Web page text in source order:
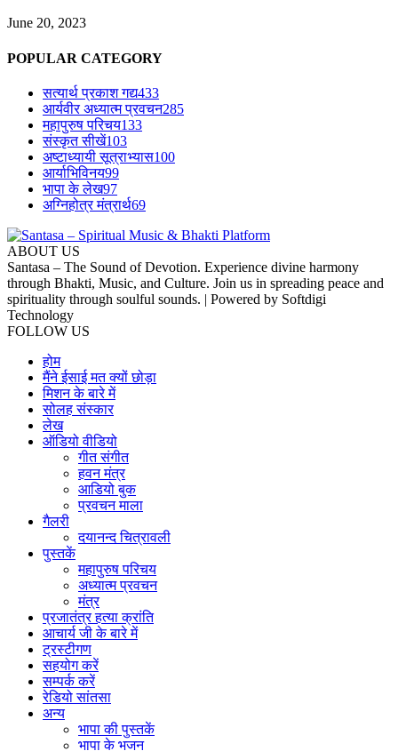
June 20, 2023
POPULAR CATEGORY
सत्यार्थ प्रकाश गद्य433
आर्यवीर अध्यात्म प्रवचन285
महापुरुष परिचय133
संस्कृत सीखें103
अष्टाध्यायी सूत्राभ्यास100
आर्याभिविनय99
भापा के लेख97
अग्निहोत्र मंत्रार्थ69
ABOUT US
Santasa – The Sound of Devotion. Experience divine harmony
through Bhakti, Music, and Culture. Join us in spreading peace and
spirituality through soulful sounds. | Powered by Softdigi
Technology
FOLLOW US
होम
मैंने ईसाई मत क्यों छोड़ा
मिशन के बारे में
सोलह संस्कार
लेख
ऑडियो वीडियो
गीत संगीत
हवन मंत्र
आडियो बुक
प्रवचन माला
गैलरी
दयानन्द चित्रावली
पुस्तकें
महापुरुष परिचय
अध्यात्म प्रवचन
मंत्र
प्रजातंत्र हत्या क्रांति
आचार्य जी के बारे में
ट्रस्टीगण
सहयोग करें
सम्पर्क करें
रेडियो सांतसा
अन्य
भापा की पुस्तकें
भापा के भजन